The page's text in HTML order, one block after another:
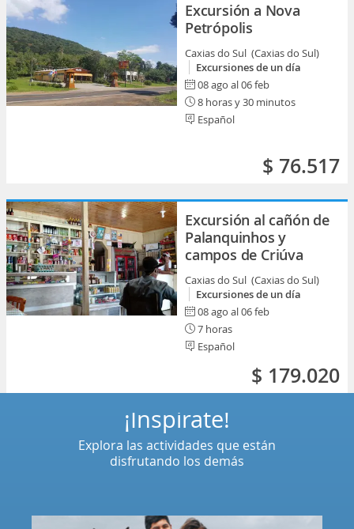
Excursión a Nova
Petrópolis
Caxias do Sul (Caxias do Sul)
Excursiones de un día
08 ago al 06 feb
8 horas y 30 minutos
Español
$ 76.517
Excursión al cañón de
Palanquinhos y
campos de Criúva
Caxias do Sul (Caxias do Sul)
Excursiones de un día
08 ago al 06 feb
7 horas
Español
$ 179.020
¡Inspírate!
Explora las actividades que están
disfrutando los demás